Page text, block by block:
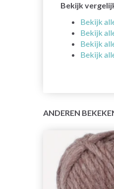
Bekijk
Bekijk
Bekijk
Bekijk
Bekijk
ANDEREN